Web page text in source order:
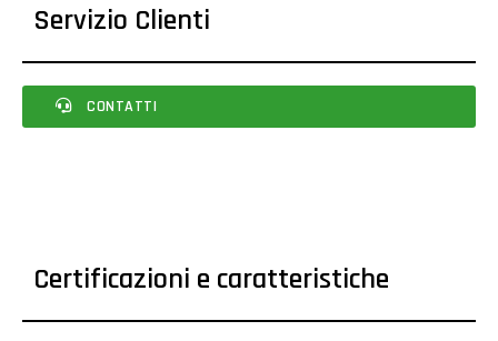
Servizio Clienti
CONTATTI
Certificazioni e caratteristiche